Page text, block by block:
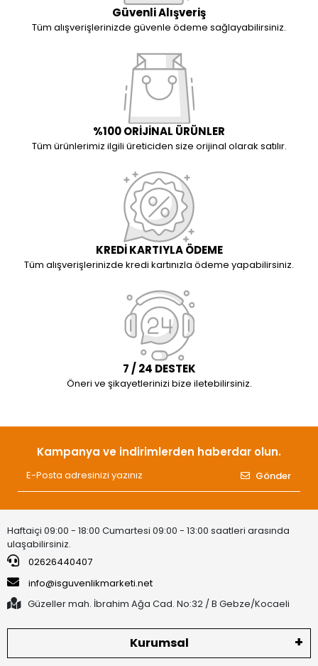
Güvenli Alışveriş
Tüm alışverişlerinizde güvenle ödeme sağlayabilirsiniz.
%100 ORİJİNAL ÜRÜNLER
Tüm ürünlerimiz ilgili üreticiden size orijinal olarak satılır.
KREDİ KARTIYLA ÖDEME
Tüm alışverişlerinizde kredi kartınızla ödeme yapabilirsiniz.
7 / 24 DESTEK
Öneri ve şikayetlerinizi bize iletebilirsiniz.
Kampanya ve indirimlerden haberdar olun.
Gönder
Haftaiçi 09:00 - 18:00 Cumartesi 09:00 - 13:00 saatleri arasında
ulaşabilirsiniz.
02626440407
info@isguvenlikmarketi.net
Güzeller mah. İbrahim Ağa Cad. No:32 / B Gebze/Kocaeli
Kurumsal